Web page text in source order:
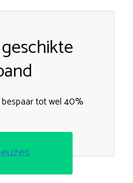
tot wel 40%